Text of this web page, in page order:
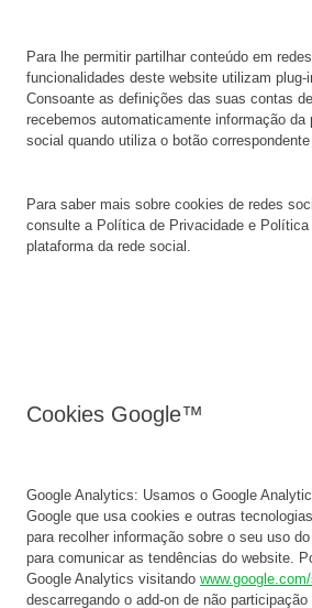
Para lhe permitir partilhar conteúdo em
funcionalidades deste website utilizam
Consoante as definições das suas contas
recebemos automaticamente informação da
social quando utiliza o botão
Para saber mais sobre cookies de redes
consulte a Política de Privacidade e
plataforma da rede social.
Cookies Google™
Google Analytics: Usamos o Google
Google que usa cookies e outras
para recolher informação sobre o seu uso
para comunicar as tendências do website.
Google Analytics visitando
descarregando o add-on de não